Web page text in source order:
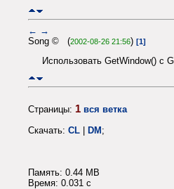
← →
Song © (2002-08-26 21:56) [1]
Использовать GetWindow() c
Страницы: 1 вся ветка
Скачать: CL DM ;
Память: 0.44 MB
Время: 0.031 c